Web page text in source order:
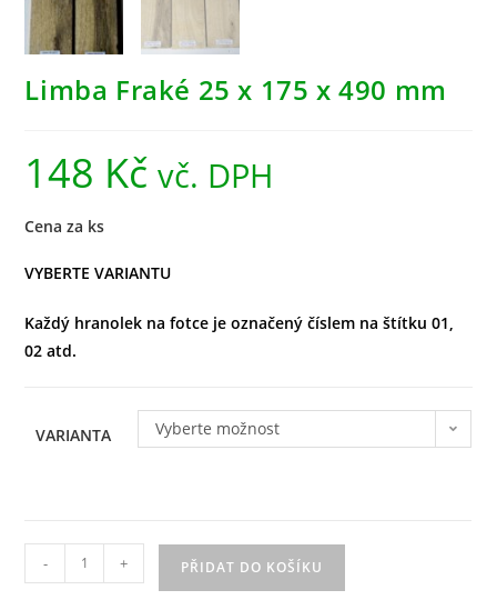
Limba Fraké 25 x 175 x 490 mm
148 Kč vč. DPH
Cena za ks
VYBERTE VARIANTU
Každý hranolek na fotce je označený číslem na štítku 01,
02 atd.
VARIANTA Vyberte možnost
- + PŘIDAT DO KOŠÍKU